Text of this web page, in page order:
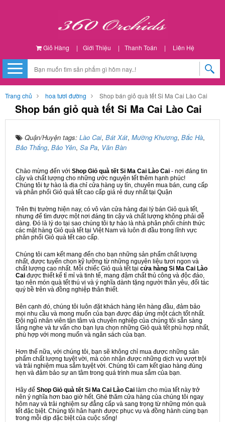
Giỏ Hàng | Giới Thiệu | Thanh Toán | Liên Hệ
Trang chủ hoa tươi đường Shop bán giỏ quà tết Si Ma Cai Lào Cai
Shop bán giỏ quà tết Si Ma Cai Lào Cai
Quận/Huyện tags: Lào Cai, Bát Xát, Mường Khương, Bắc Hà,
Bảo Thắng, Bảo Yên, Sa Pa, Văn Bàn
Chào mừng đến với Shop Giỏ quà tết Si Ma Cai Lào Cai - nơi đáng tin
cậy và chất lượng cho những ước nguyện tết thêm hạnh phúc!
Chúng tôi tự hào là địa chỉ cửa hàng uy tín, chuyên mua bán, cung cấp
và phân phối Giỏ quà tết cao cấp giá rẻ duy nhất tại Quận
Trên thị trường hiện nay, có vô vàn cửa hàng đại lý bán Giỏ quà tết,
nhưng để tìm được một nơi đáng tin cậy và chất lượng không phải dễ
dàng. Đó là lý do tại sao chúng tôi tự hào là nhà phân phối chính thức
các mặt hàng Giỏ quà tết tại Việt Nam và luôn đi đầu trong lĩnh vực
phân phối Giỏ quà tết cao cấp.
Chúng tôi cam kết mang đến cho bạn những sản phẩm chất lượng
nhất, được tuyển chọn kỹ lưỡng từ những nguyên liệu tươi ngon và
chất lượng cao nhất. Mỗi chiếc Giỏ quà tết tại cửa hàng Si Ma Cai Lào
Cai được thiết kế tỉ mỉ và tinh tế, mang đậm chất thủ công và độc đáo,
tạo nên món quà tết thú vị và ý nghĩa dành tặng người thân yêu, đối tác
quý bề trên và đồng nghiệp thân thiết.
Bên cạnh đó, chúng tôi luôn đặt khách hàng lên hàng đầu, đảm bảo
mọi nhu cầu và mong muốn của bạn được đáp ứng một cách tốt nhất.
Đội ngũ nhân viên tận tâm và chuyên nghiệp của chúng tôi sẵn sàng
lắng nghe và tư vấn cho bạn lựa chọn những Giỏ quà tết phù hợp nhất,
phù hợp với mong muốn và ngân sách của bạn.
Hơn thế nữa, với chúng tôi, bạn sẽ không chỉ mua được những sản
phẩm chất lượng tuyệt vời, mà còn nhận được những dịch vụ vượt trội
và trải nghiệm mua sắm tuyệt vời. Chúng tôi cam kết giao hàng đúng
hẹn và đảm bảo sự an tâm trong quá trình mua sắm của bạn.
Hãy để Shop Giỏ quà tết Si Ma Cai Lào Cai làm cho mùa tết này trở
nên ý nghĩa hơn bao giờ hết. Ghé thăm cửa hàng của chúng tôi ngay
hôm nay và trải nghiệm sự đẳng cấp và sang trọng từ những món quà
tết đặc biệt. Chúng tôi hân hạnh được phục vụ và đồng hành cùng bạn
trong mỗi dịp đặc biệt của cuộc sống!